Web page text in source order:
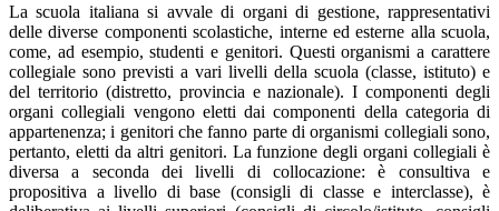
La scuola italiana si avvale di organi di gestione, rappresentativi
delle diverse componenti scolastiche, interne ed esterne alla scuola,
come, ad esempio, studenti e genitori. Questi organismi a carattere
collegiale sono previsti a vari livelli della scuola (classe, istituto) e
del territorio (distretto, provincia e nazionale). I componenti degli
organi collegiali vengono eletti dai componenti della categoria di
appartenenza; i genitori che fanno parte di organismi collegiali sono,
pertanto, eletti da altri genitori. La funzione degli organi collegiali è
diversa a seconda dei livelli di collocazione: è consultiva e
propositiva a livello di base (consigli di classe e interclasse), è